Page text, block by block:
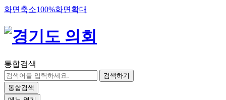
화면축소100%화면확대
통합검색
검색하기
통합검색